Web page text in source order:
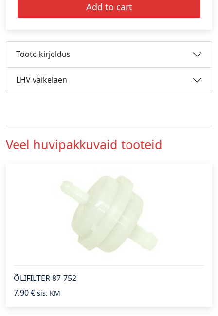
Add to cart
Toote kirjeldus
LHV väikelaen
Veel huvipakkuvaid tooteid
ÕLIFILTER 87-752
7.90€ sis. KM